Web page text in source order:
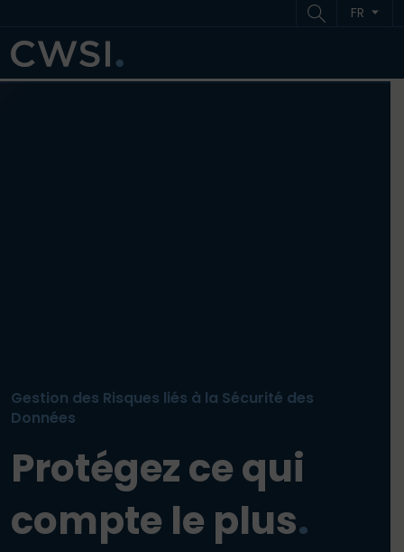
FR
Gestion des Risques liés à la Sécurité des
Données
Protégez ce qui
compte le plus.